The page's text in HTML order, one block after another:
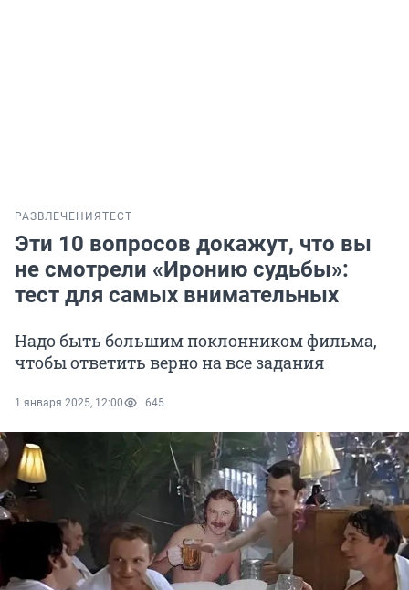
РАЗВЛЕЧЕНИЯ ТЕСТ
Эти 10 вопросов докажут, что вы
не смотрели «Иронию судьбы»:
тест для самых внимательных
Надо быть большим поклонником фильма,
чтобы ответить верно на все задания
1 января 2025, 12:00 645